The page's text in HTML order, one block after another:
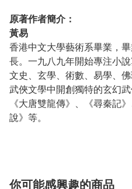
原著作者簡介：
黃易
香港中文大學藝術系畢業，
長。一九八九年開始專注小
文史、玄學、術數、易學、
武俠文學中開創獨特的玄幻
《大唐雙龍傳》、《尋秦記
說》等。
你可能感興趣的商品